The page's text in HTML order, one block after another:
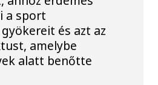
a sport
és azt az
amelybe
alatt benőtte